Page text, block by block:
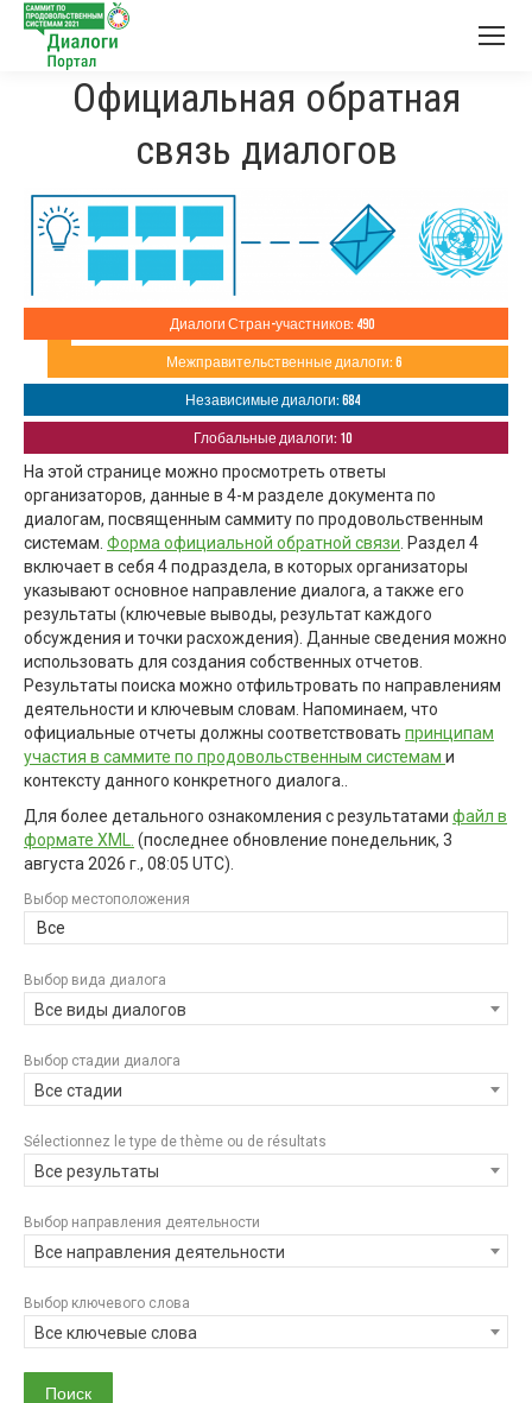
Официальная обратная
связь диалогов
Диалоги Стран-участников: 490
Межправительственные диалоги: 6
Независимые диалоги: 684
Глобальные диалоги: 10
На этой странице можно просмотреть ответы
организаторов, данные в 4-м разделе документа по
диалогам, посвященным саммиту по продовольственным
системам. Форма официальной обратной связи . Раздел 4
включает в себя 4 подраздела, в которых организаторы
указывают основное направление диалога, а также его
результаты (ключевые выводы, результат каждого
обсуждения и точки расхождения). Данные сведения можно
использовать для создания собственных отчетов.
Результаты поиска можно отфильтровать по направлениям
деятельности и ключевым словам. Напоминаем, что
официальные отчеты должны соответствовать принципам
участия в саммите по продовольственным системам и
контексту данного конкретного диалога..
Для более детального ознакомления с результатами файл в
формате XML.
(последнее обновление понедельник, 3
августа 2026 г., 08:05 UTC).
Выбор местоположения
Все
Выбор вида диалога
Все виды диалогов
Выбор стадии диалога
Все стадии
Sélectionnez le type de thème ou de résultats
Все результаты
Выбор направления деятельности
Все направления деятельности
Выбор ключевого слова
Все ключевые слова